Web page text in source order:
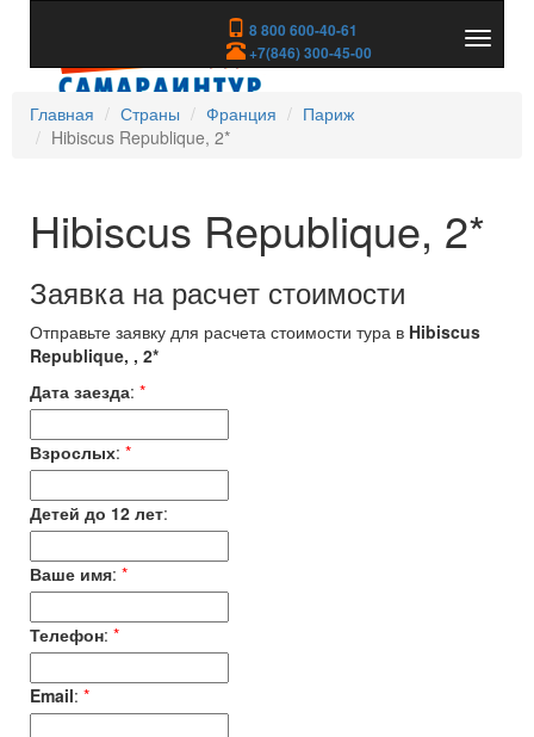
8 800 600-40-61
+7(846) 300-45-00
скрыть
Главная
Страны Франция
Париж
Hibiscus Republique, 2*
Hibiscus Republique, 2*
Заявка на расчет стоимости
Отправьте заявку для расчета стоимости тура в Hibiscus
Republique, , 2*
Дата заезда: *
Взрослых: *
Детей до 12 лет:
Ваше имя: *
Телефон: *
Email: *